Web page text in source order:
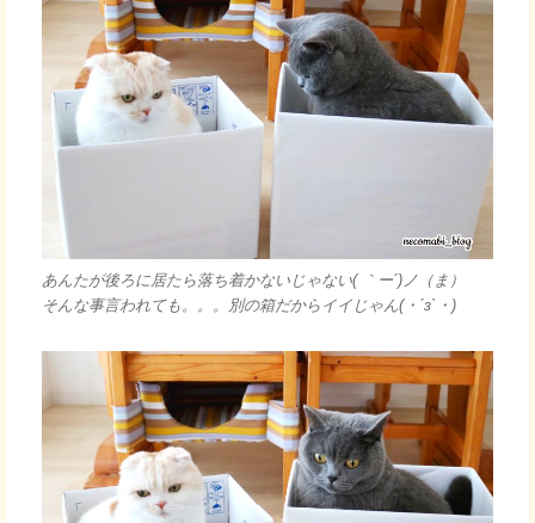
あんたが後ろに居たら落ち着かないじゃない( ｀ー´)ノ（ま）
そんな事言われても。。。別の箱だからイイじゃん(・´з`・)